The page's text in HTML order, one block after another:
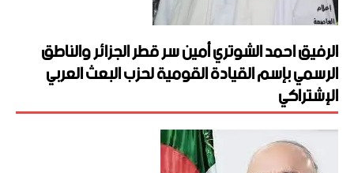
الرفيق احمد الشوتري أمين سر قطر الجزائر والناطق
الرسمي بإسم القيادة القومية لحزب البعث العربي
الإشتراكي